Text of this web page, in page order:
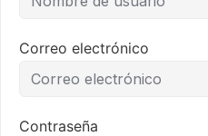
Correo electrónico
Contraseña